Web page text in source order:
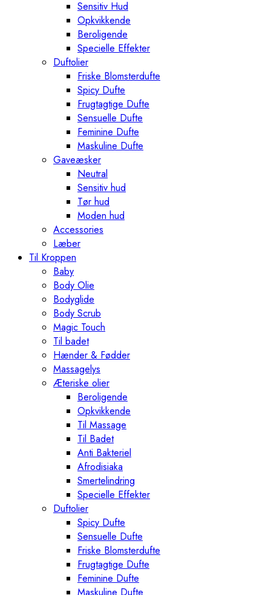
Sensitiv Hud
Opkvikkende
Beroligende
Specielle Effekter
Duftolier
Friske Blomsterdufte
Spicy Dufte
Frugtagtige Dufte
Sensuelle Dufte
Feminine Dufte
Maskuline Dufte
Gaveæsker
Neutral
Sensitiv hud
Tør hud
Moden hud
Accessories
Læber
Til Kroppen
Baby
Body Olie
Bodyglide
Body Scrub
Magic Touch
Til badet
Hænder & Fødder
Massagelys
Æteriske olier
Beroligende
Opkvikkende
Til Massage
Til Badet
Anti Bakteriel
Afrodisiaka
Smertelindring
Specielle Effekter
Duftolier
Spicy Dufte
Sensuelle Dufte
Friske Blomsterdufte
Frugtagtige Dufte
Feminine Dufte